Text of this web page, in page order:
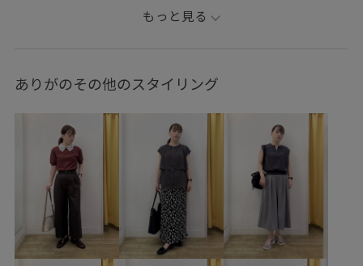
シンプルコーデ
シャツ/ブラウス スカート バッグ
GIA16190 26mother'sday 26SS10
26SS10r 26SS20 26SS20dp
26SSceremony 26SSRPgoods
RP26SSceremony RP26SS_goods WEB限定
もっと見る
ありがのその他のスタイリング